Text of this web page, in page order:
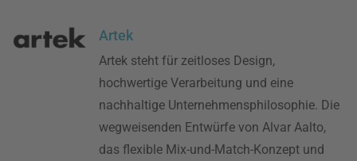
Artek
Artek steht für zeitloses Design,
hochwertige Verarbeitung und eine
nachhaltige Unternehmensphilosophie. Die
wegweisenden Entwürfe von Alvar Aalto,
das flexible Mix-und-Match-Konzept und